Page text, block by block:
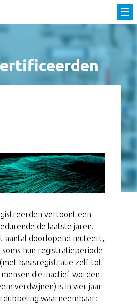
vertoont een
de laatste jaren.
aantal doorlopend muteert,
soms hun registratieperiode
basisregistratie zelf tot
die inactief worden
verdwijnen) is in vier jaar
waarneembaar: